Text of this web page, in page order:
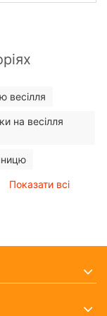
весілля
на весілля
Показати всі